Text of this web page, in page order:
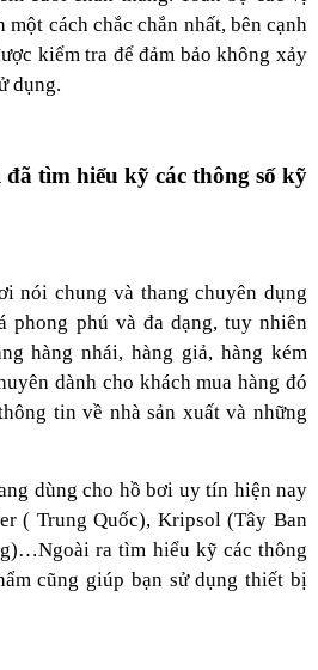
cách chắc chắn nhất, bên cạnh
kiểm tra để đảm bảo không xảy
dụng.
tìm hiểu kỹ các thông số kỹ
nói chung và thang chuyên dụng
phong phú và đa dạng, tuy nhiên
hàng nhái, hàng giả, hàng kém
dành cho khách mua hàng đó
tin về nhà sản xuất và những
dùng cho hồ bơi uy tín hiện nay
( Trung Quốc), Kripsol (Tây Ban
ra tìm hiểu kỹ các thông
cũng giúp bạn sử dụng thiết bị